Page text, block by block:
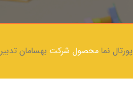
پورتال نمامحصول شرکت بهسامان تدبیر